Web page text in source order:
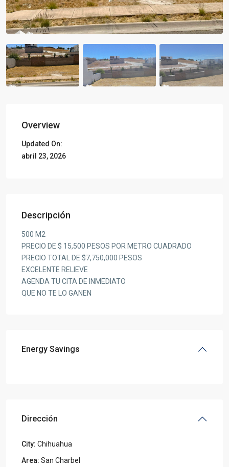
Overview
Updated On:
abril 23, 2026
Descripción
500 M2
PRECIO DE $ 15,500 PESOS POR METRO CUADRADO
PRECIO TOTAL DE $7,750,000 PESOS
EXCELENTE RELIEVE
AGENDA TU CITA DE INMEDIATO
QUE NO TE LO GANEN
Energy Savings
Dirección
City: Chihuahua
Area: San Charbel